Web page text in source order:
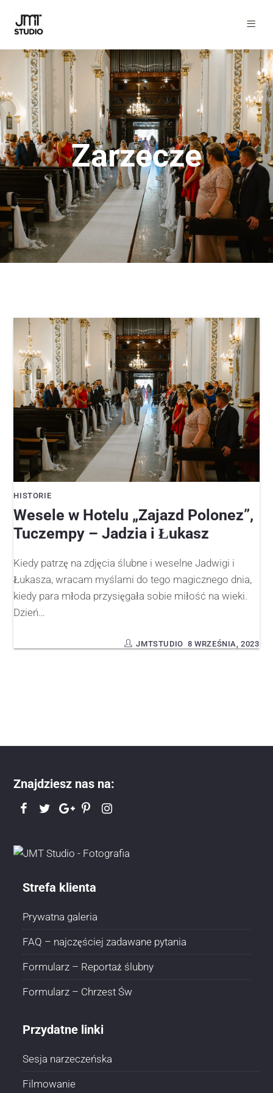
Zarzecze
HISTORIE
Wesele w Hotelu „Zajazd Polonez”,
Tuczempy – Jadzia i Łukasz
Kiedy patrzę na zdjęcia ślubne i weselne Jadwigi i
Łukasza, wracam myślami do tego magicznego dnia,
kiedy para młoda przysięgała sobie miłość na wieki.
Dzień…
8 WRZEŚNIA, 2023
JMTSTUDIO
Znajdziesz nas na:
Strefa klienta
Prywatna galeria
FAQ – najczęściej zadawane pytania
Formularz – Reportaż ślubny
Formularz – Chrzest Św
Przydatne linki
Sesja narzeczeńska
Filmowanie